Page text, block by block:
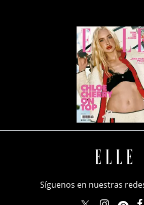
Síguenos en nuestras